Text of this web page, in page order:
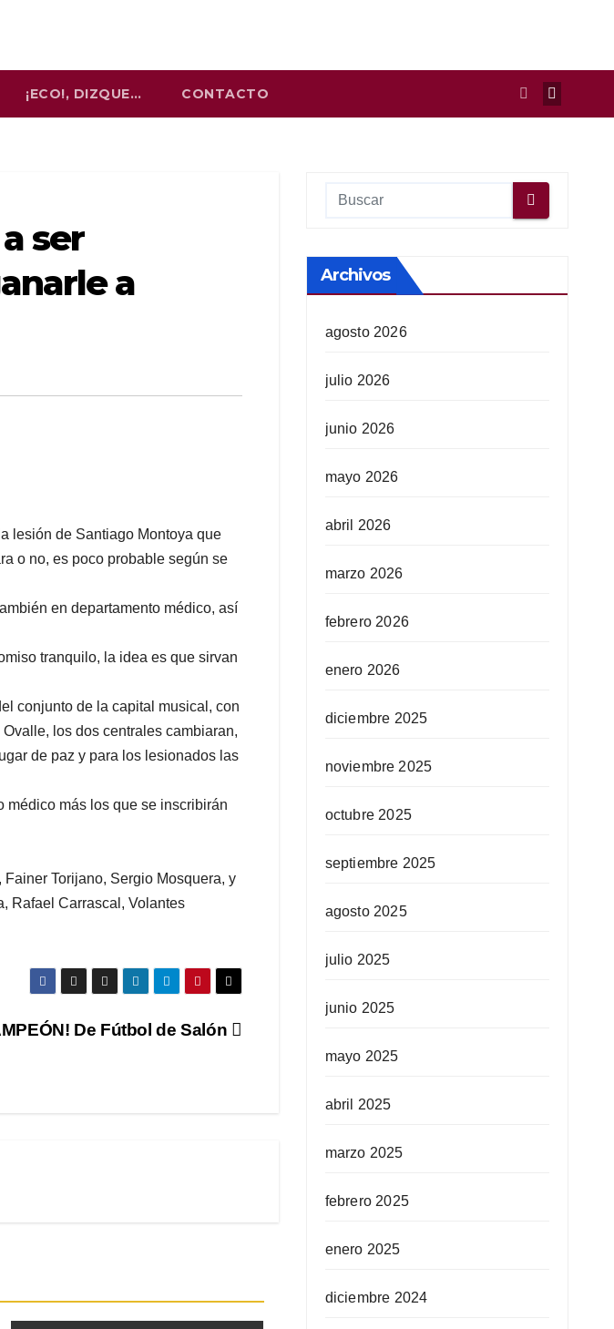
¡ECO!, DIZQUE… CONTACTO
ser
a
lesión de Santiago Montoya que
o no, es poco probable según se
en departamento médico, así
tranquilo, la idea es que sirvan
conjunto de la capital musical, con
los dos centrales cambiaran,
de paz y para los lesionados las
médico más los que se inscribirán
Torijano, Sergio Mosquera, y
Rafael Carrascal, Volantes
De Fútbol de Salón
Archivos
agosto 2026
julio 2026
junio 2026
mayo 2026
abril 2026
marzo 2026
febrero 2026
enero 2026
diciembre 2025
noviembre 2025
octubre 2025
septiembre 2025
agosto 2025
julio 2025
junio 2025
mayo 2025
abril 2025
marzo 2025
febrero 2025
enero 2025
diciembre 2024